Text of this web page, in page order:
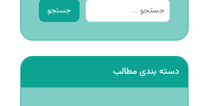
جستجو
دسته بندی مطالب